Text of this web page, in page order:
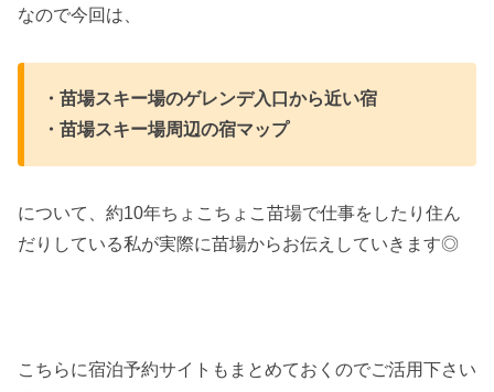
なので今回は、
・苗場スキー場のゲレンデ入口から近い宿
・苗場スキー場周辺の宿マップ
について、約10年ちょこちょこ苗場で仕事をしたり住ん
だりしている私が実際に苗場からお伝えしていきます◎
こちらに宿泊予約サイトもまとめておくのでご活用下さい